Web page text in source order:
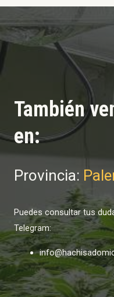
También
en:
Provincia:
Puedes consultar tus
Telegram: